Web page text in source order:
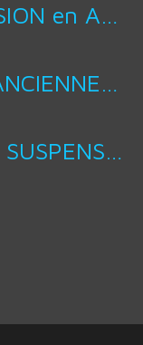
SUSPENSION en ACIER BROSSÉ LAMPE ABAT JOUR DESIGN équipé douille E27 :
LAMPE ANCIENNE - APPLIQUE MURALE COL DE CYGNE :
GRANDE SUSPENSION 40 CM DE DIAMÈTRE - ÉMAIL D’ORIGINE EN VERT & BLANC :